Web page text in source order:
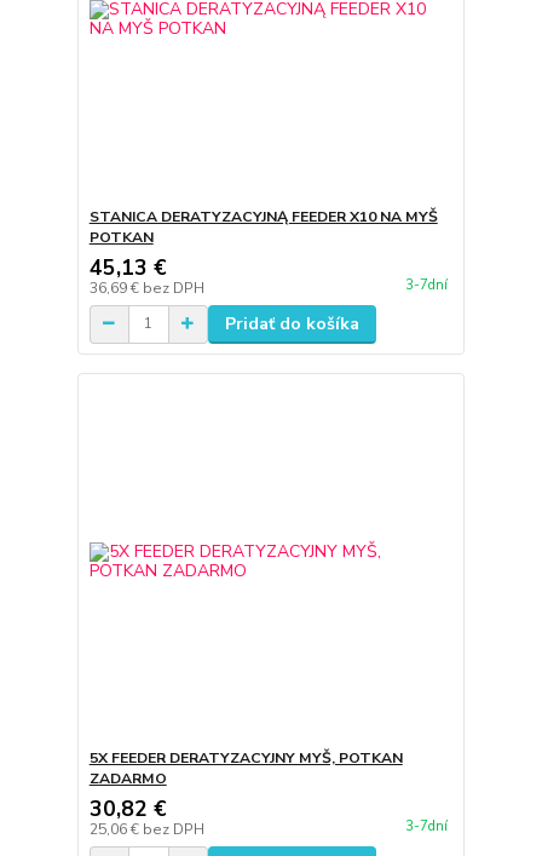
STANICA DERATYZACYJNĄ FEEDER X10 NA MYŠ
POTKAN
45,13 €
36,69 € bez DPH 3-7dní
Pridať do košíka
5X FEEDER DERATYZACYJNY MYŠ, POTKAN
ZADARMO
30,82 €
25,06 € bez DPH 3-7dní